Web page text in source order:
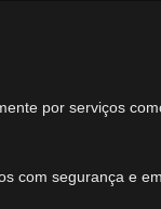
por serviços
com segurança e